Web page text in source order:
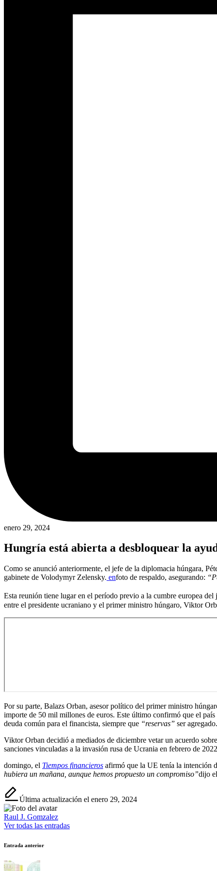
enero 29, 2024
Hungría está abierta a desbloquear la
Como se anunció anteriormente, el jefe de la diplomacia húngara,
gabinete de Volodymyr Zelensky. enfoto de respaldo, asegurando:
Esta reunión tiene lugar en el período previo a la cumbre europea del
entre el presidente ucraniano y el primer ministro húngaro, Viktor
Por su parte, Balazs Orban, asesor político del primer ministro
importe de 50 mil millones de euros. Este último confirmó que el
deuda común para el financista, siempre que “reservas” ser agregado.
Viktor Orban decidió a mediados de diciembre vetar un acuerdo
sanciones vinculadas a la invasión rusa de Ucrania en febrero de
domingo, el Tiempos financieros afirmó que la UE tenía la intención
hubiera un mañana, aunque hemos propuesto un compromiso”dijo
Última actualización el enero 29, 2024
Raul J. Gomzalez
Ver todas las entradas
Navegación
de
Entrada anterior